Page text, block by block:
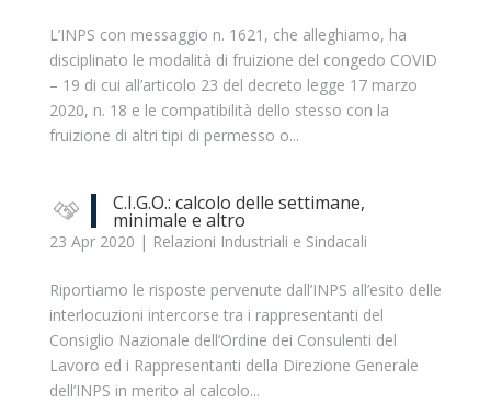
L’INPS con messaggio n. 1621, che alleghiamo, ha
disciplinato le modalità di fruizione del congedo COVID
– 19 di cui all’articolo 23 del decreto legge 17 marzo
2020, n. 18 e le compatibilità dello stesso con la
fruizione di altri tipi di permesso o...
C.I.G.O.: calcolo delle settimane,
minimale e altro
23 Apr 2020 | Relazioni Industriali e Sindacali
Riportiamo le risposte pervenute dall’INPS all’esito delle
interlocuzioni intercorse tra i rappresentanti del
Consiglio Nazionale dell’Ordine dei Consulenti del
Lavoro ed i Rappresentanti della Direzione Generale
dell’INPS in merito al calcolo...